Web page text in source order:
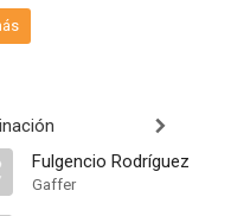
Fulgencio Rodríguez
Gaffer